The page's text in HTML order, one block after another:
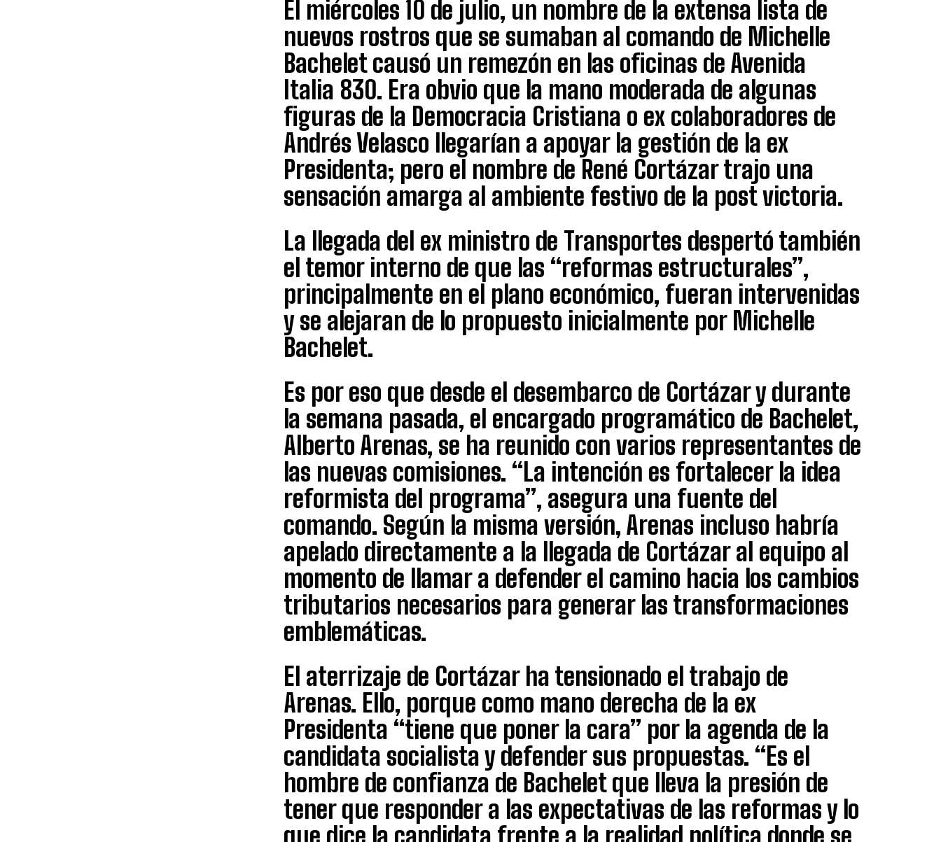
El miércoles 10 de julio, un nombre de la extensa lista de
nuevos rostros que se sumaban al comando de Michelle
Bachelet causó un remezón en las oficinas de Avenida
Italia 830. Era obvio que la mano moderada de algunas
figuras de la Democracia Cristiana o ex colaboradores de
Andrés Velasco llegarían a apoyar la gestión de la ex
Presidenta; pero el nombre de René Cortázar trajo una
sensación amarga al ambiente festivo de la post victoria.
La llegada del ex ministro de Transportes despertó también
el temor interno de que las “reformas estructurales”,
principalmente en el plano económico, fueran intervenidas
y se alejaran de lo propuesto inicialmente por Michelle
Bachelet.
Es por eso que desde el desembarco de Cortázar y durante
la semana pasada, el encargado programático de Bachelet,
Alberto Arenas, se ha reunido con varios representantes de
las nuevas comisiones. “La intención es fortalecer la idea
reformista del programa”, asegura una fuente del
comando. Según la misma versión, Arenas incluso habría
apelado directamente a la llegada de Cortázar al equipo al
momento de llamar a defender el camino hacia los cambios
tributarios necesarios para generar las transformaciones
emblemáticas.
El aterrizaje de Cortázar ha tensionado el trabajo de
Arenas. Ello, porque como mano derecha de la ex
Presidenta “tiene que poner la cara” por la agenda de la
candidata socialista y defender sus propuestas. “Es el
hombre de confianza de Bachelet que lleva la presión de
tener que responder a las expectativas de las reformas y lo